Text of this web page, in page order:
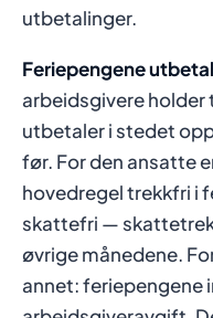
utbetalinger.
Feriepengene
arbeidsgivere holder
utbetaler i stedet
før. For den ansatte
hovedregel trekkfri i
skattefri —
øvrige månedene.
annet: feriepengene